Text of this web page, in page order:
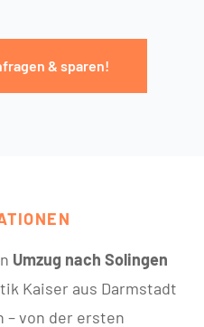
& sparen!
Umzug nach Solingen
Kaiser aus Darmstadt
– von der ersten